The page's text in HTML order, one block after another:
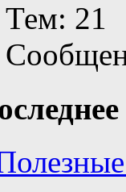
Тем: 21